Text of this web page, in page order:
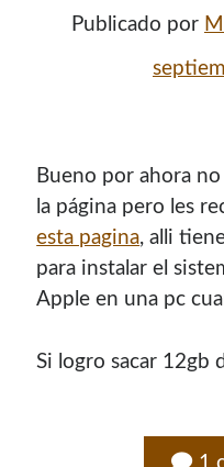
¿Buscas las secciones de
El Autor
Blogroll Geek
El Blog de Luis
Publicado por
Bueno por ahora
la página pero les
esta pagina, alli
para instalar el
Apple en una pc
Si logro sacar 12gb